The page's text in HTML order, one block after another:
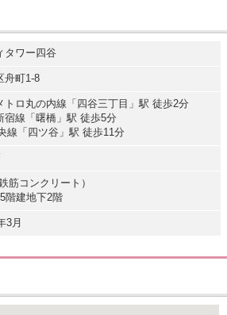
が可能です。
タワー四谷
舟町1-8
トロ丸の内線「四谷三丁目」駅 徒歩2分
宿線「曙橋」駅 徒歩5分
線「四ツ谷」駅 徒歩11分
筋コンクリート）
階建地下2階
3月